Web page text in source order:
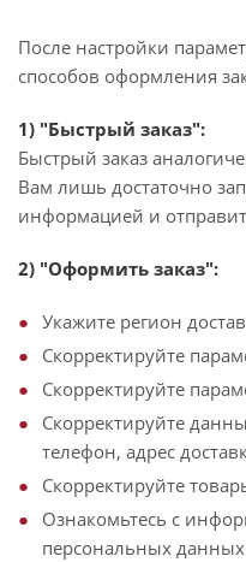
После настройки
способов оформления
1) "Быстрый заказ":
Быстрый заказ
Вам лишь достаточно
информацией и
2) "Оформить заказ":
Укажите регион
Скорректируйте
Скорректируйте
Скорректируйте
телефон, адрес
Скорректируйте
Ознакомьтесь с
персональных данных